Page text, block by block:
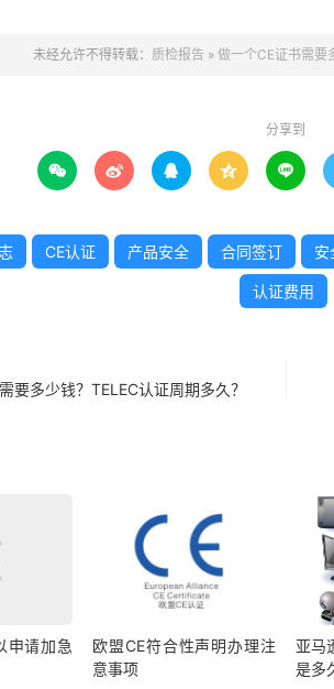
未经允许不得转载： 质检报告 » 做一个CE证书需要
分享到
    
CE认证 产品安全 合同签订 安
认证费用
要多少钱？TELEC认证周期多久？
申请加急
欧盟CE符合性声明办理注
意事项
亚马
是多